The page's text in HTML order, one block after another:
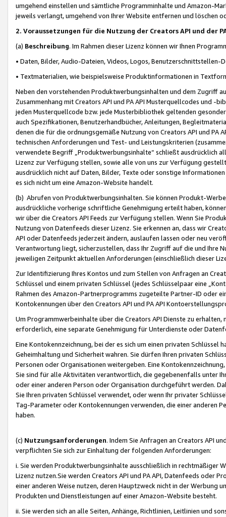
umgehend einstellen und sämtliche Programminhalte und Amazon-
jeweils verlangt, umgehend von Ihrer Website entfernen und löschen
2. Voraussetzungen für die Nutzung der Creators API und der
(a) Beschreibung. Im Rahmen dieser Lizenz können wir Ihnen
• Daten, Bilder, Audio-Dateien, Videos, Logos, Benutzerschnittstellen-
• Textmaterialien, wie beispielsweise Produktinformationen in
Neben den vorstehenden Produktwerbungsinhalten und dem Zugriff
Zusammenhang mit Creators API und PA API Musterquellcodes und
jeden Musterquellcode bzw. jede Musterbibliothek geltenden
auch Spezifikationen, Benutzerhandbücher, Anleitungen,
denen die für die ordnungsgemäße Nutzung von Creators API und PA
technischen Anforderungen und Test- und Leistungskriterien
verwendete Begriff „Produktwerbungsinhalte“ schließt ausdrücklich
Lizenz zur Verfügung stellen, sowie alle von uns zur Verfügung
ausdrücklich nicht auf Daten, Bilder, Texte oder sonstige
es sich nicht um eine Amazon-Website handelt.
(b) Abrufen von Produktwerbungsinhalten. Sie können Produkt-
ausdrückliche vorherige schriftliche Genehmigung erteilt haben,
wir über die Creators API Feeds zur Verfügung stellen. Wenn Sie
Nutzung von Datenfeeds dieser Lizenz. Sie erkennen an, dass wir
API oder Datenfeeds jederzeit ändern, auslaufen lassen oder neu
Verantwortung liegt, sicherzustellen, dass Ihr Zugriff auf die und Ihre
jeweiligen Zeitpunkt aktuellen Anforderungen (einschließlich dieser
Zur Identifizierung Ihres Kontos und zum Stellen von Anfragen an
Schlüssel und einem privaten Schlüssel (jedes Schlüsselpaar eine
Rahmen des Amazon-Partnerprogramms zugeteilte Partner-ID oder
Kontokennungen über den Creators API und PA API
Um Programmwerbeinhalte über die Creators API Dienste zu
erforderlich, eine separate Genehmigung für Unterdienste oder
Eine Kontokennzeichnung, bei der es sich um einen privaten
Geheimhaltung und Sicherheit wahren. Sie dürfen Ihren privaten
Personen oder Organisationen weitergeben. Eine
Sie sind für alle Aktivitäten verantwortlich, die gegebenenfalls unter
oder einer anderen Person oder Organisation durchgeführt werden.
Sie Ihren privaten Schlüssel verwendet, oder wenn Ihr privater
Tag-Parameter oder Kontokennungen verwenden, die einer anderen
haben.
(c) Nutzungsanforderungen. Indem Sie Anfragen an Creators API
verpflichten Sie sich zur Einhaltung der folgenden Anforderungen:
i. Sie werden Produktwerbungsinhalte ausschließlich in rechtmäßiger
Lizenz nutzen.Sie werden Creators API und PA API, Datenfeeds oder
einer anderen Weise nutzen, deren Hauptzweck nicht in der Werbung
Produkten und Dienstleistungen auf einer Amazon-Website besteht.
ii. Sie werden sich an alle Seiten, Anhänge, Richtlinien, Leitlinien und